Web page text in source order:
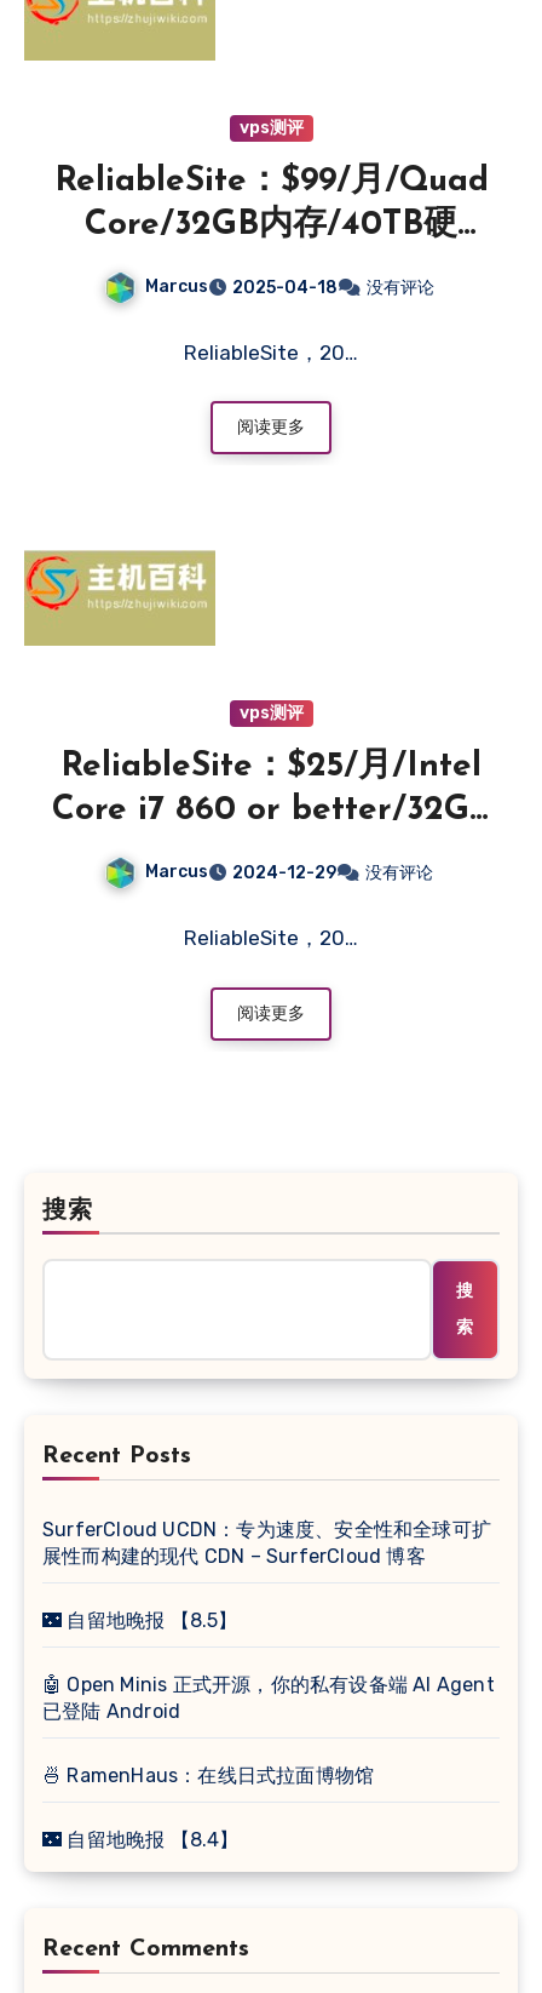
vps测评
ReliableSite：$99/月/Quad
Core/32GB内存/40TB硬
盘/DDOS/不限流量/1Gbps带
宽/DDOS/纽约/迈阿密/洛杉
矶-主机百科
Marcus 2025-04-18 没有评论
ReliableSite，20…
阅读更多
vps测评
ReliableSite：$25/月/Intel
Core i7 860 or better/32GB
内存/1TB SSD硬盘/DDOS/不
限流量/1Gbps带宽/DDOS/纽
约/迈阿密/洛杉矶-主机百科
Marcus 2024-12-29 没有评论
ReliableSite，20…
阅读更多
搜索
搜
索
Recent Posts
SurferCloud UCDN：专为速度、安全性和全球可扩
展性而构建的现代 CDN – SurferCloud 博客
🌃 自留地晚报 【8.5】
🤖 Open Minis 正式开源，你的私有设备端 AI Agent
已登陆 Android
🍜 RamenHaus：在线日式拉面博物馆
🌃 自留地晚报 【8.4】
Recent Comments